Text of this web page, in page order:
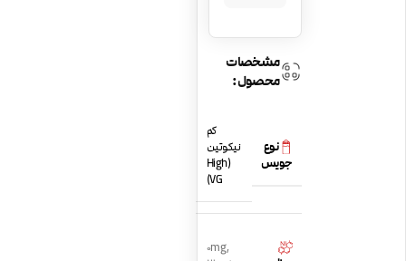
مشخصات
محصول:
نوع
جویس
کم
نیکوتین
(High
VG)
0mg,